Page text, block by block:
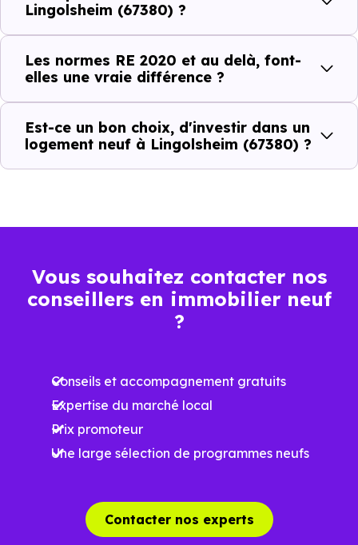
BBC, RT2012, RE2020
Isolations thermiques
et phoniques
Économies
mensuelles sur les
Plus grande
Espaces ouverts
…
RE2025 et RE2031
à la construction
améliorées
environnemental
réduit
Lingolsheim (67380) ?
Les normes RE 2020 et au delà, font-
elles une vraie différence ?
Est-ce un bon choix, d'investir dans un
logement neuf à Lingolsheim (67380) ?
Vous souhaitez contacter nos
conseillers en immobilier neuf
?
Conseils et accompagnement gratuits
Expertise du marché local
Prix promoteur
Une large sélection de programmes neufs
Contacter nos experts